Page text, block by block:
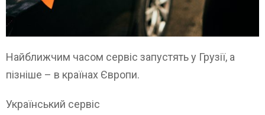
Найближчим часом сервіс запустять у Грузії, а
пізніше – в країнах Європи.
Український сервіс